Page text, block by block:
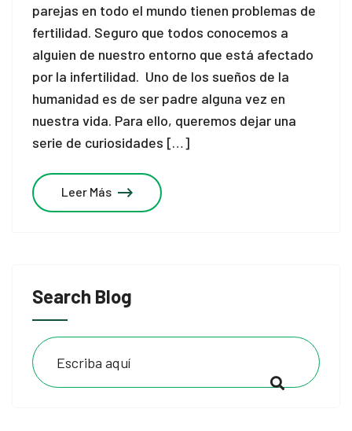
Search Blog
parejas en todo el mundo tienen problemas de
fertilidad. Seguro que todos conocemos a
alguien de nuestro entorno que está afectado
por la infertilidad. Uno de los sueños de la
humanidad es de ser padre alguna vez en
nuestra vida. Para ello, queremos dejar una
serie de curiosidades […]
Leer Más